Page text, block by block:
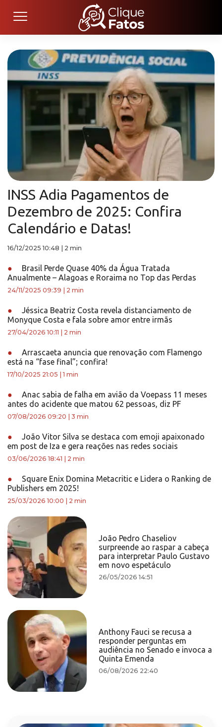
INSS Adia Pagamentos de
Dezembro de 2025: Confira
Calendário e Datas!
16/12/2025 10:48 2 min
●
Brasil Perde Quase 40% da Água Tratada
Anualmente – Alagoas e Roraima no Top das Perdas
24/11/2025 09:39 2 min
●
Jéssica Beatriz Costa revela distanciamento de
Monyque Costa e fala sobre amor entre irmãs
27/04/2026 10:11 2 min
●
Arrascaeta anuncia que renovação com Flamengo
está na “fase final”; confira!
17/10/2025 21:05 |1 min
●
Anac sabia de falha em avião da Voepass 11 meses
antes do acidente que matou 62 pessoas, diz PF
07/08/2026 09:20 3 min
●
João Vitor Silva se destaca com emoji apaixonado
em post de Iza e gera reações nas redes sociais
03/06/2026 18:41 2 min
●
Square Enix Domina Metacritic e Lidera o Ranking de
Publishers em 2025!
25/03/2026 10:00 2 min
João Pedro Chaseliov
surpreende ao raspar a cabeça
para interpretar Paulo Gustavo
em novo espetáculo
26/05/2026 14:51
Anthony Fauci se recusa a
responder perguntas em
audiência no Senado e invoca a
Quinta Emenda
06/08/2026 22:40